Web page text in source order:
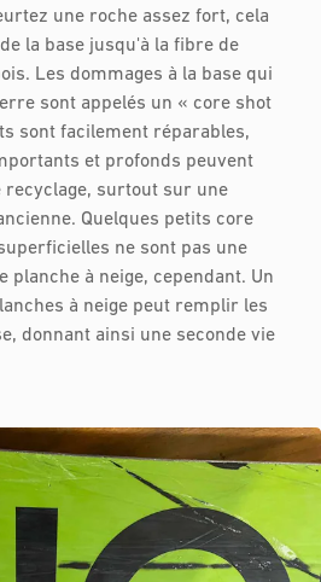
une roche assez fort, cela
la base jusqu'à la fibre de
Les dommages à la base qui
sont appelés un « core shot
sont facilement réparables,
et profonds peuvent
surtout sur une
Quelques petits core
ne sont pas une
planche à neige, cependant. Un
à neige peut remplir les
donnant ainsi une seconde vie